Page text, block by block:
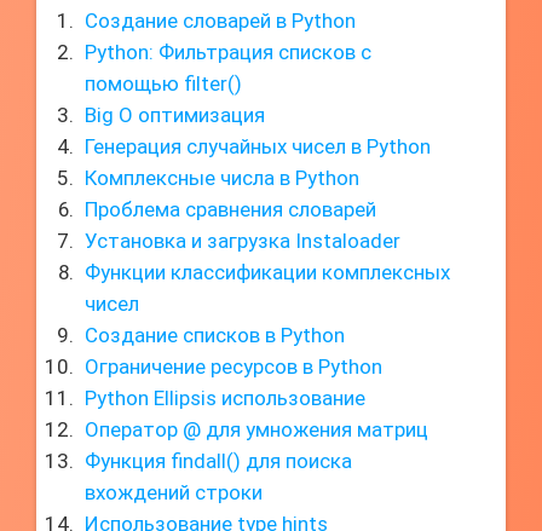
Создание словарей в Python
Python: Фильтрация списков с
помощью filter()
Big O оптимизация
Генерация случайных чисел в Python
Комплексные числа в Python
Проблема сравнения словарей
Установка и загрузка Instaloader
Функции классификации комплексных
чисел
Создание списков в Python
Ограничение ресурсов в Python
Python Ellipsis использование
Оператор @ для умножения матриц
Функция findall() для поиска
вхождений строки
Использование type hints